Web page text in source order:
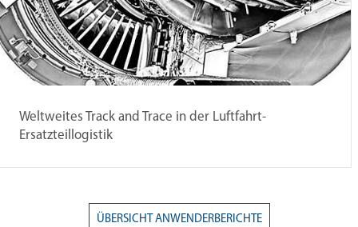
Weltweites Track and Trace in der Luftfahrt-
Ersatzteillogistik
ÜBERSICHT ANWENDERBERICHTE